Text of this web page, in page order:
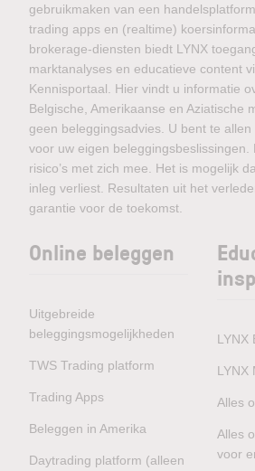
gebruikmaken van een
trading apps en (realtime)
brokerage-diensten biedt LYNX
marktanalyses en educatieve content
Kennisportaal. Hier vindt u informatie
Belgische, Amerikaanse en Aziatische
geen beleggingsadvies. U bent te
voor uw eigen beleggingsbeslissingen.
risico’s met zich mee. Het is mogelijk
inleg verliest. Resultaten uit het
garantie voor de toekomst.
Online beleggen
Uitgebreide
beleggingsmogelijkheden
TWS Trading platform
Trading Apps
Beleggen in Amerika
Daytrading platform (alleen
LYNX
LYNX
Alles
Alles
voor